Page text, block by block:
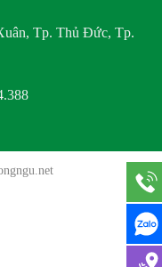
Tp. Thủ Đức, Tp.